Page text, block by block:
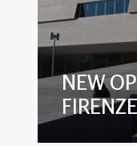
NEW
FIRENZE